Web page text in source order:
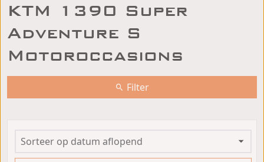
KTM 1390 Super
Adventure S
Motoroccasions
Filter